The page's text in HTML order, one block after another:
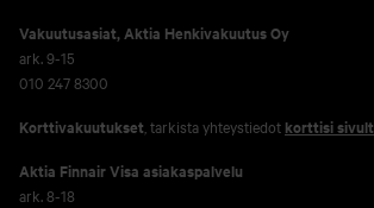
Vakuutusasiat, Aktia Henkivakuutus Oy
ark. 9-15
010 247 8300
Korttivakuutukset , tarkista yhteystiedot korttisi
Aktia Finnair Visa asiakaspalvelu
ark. 8-18